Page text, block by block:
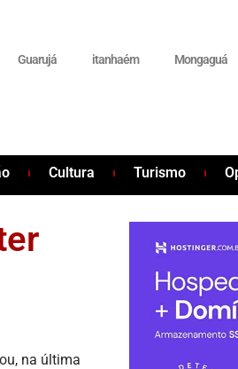
Guarujá itanhaém Mongaguá
Cultura Turismo
na última